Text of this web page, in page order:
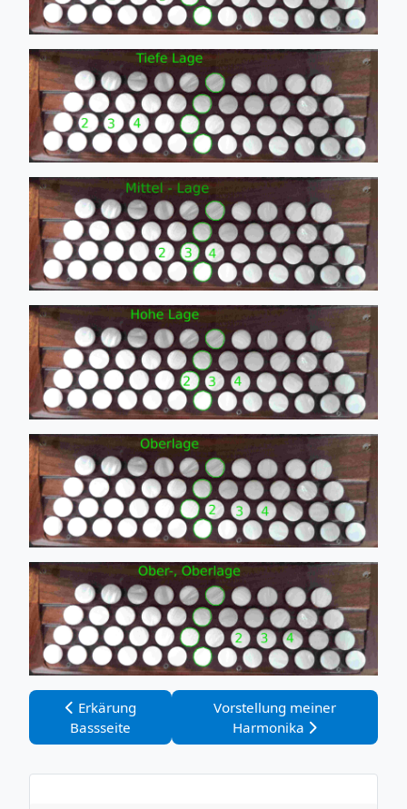
Vorheriger Beitrag: Erkärung Bassseite
Erkärung
Bassseite
Nächster Beitrag:
Vorstellung meiner
Harmonika